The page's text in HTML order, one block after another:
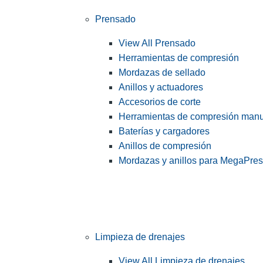
Prensado
View All Prensado
Herramientas de compresión
Mordazas de sellado
Anillos y actuadores
Accesorios de corte
Herramientas de compresión
Baterías y cargadores
Anillos de compresión
Mordazas y anillos para
Limpieza de drenajes
View All Limpieza de drenajes